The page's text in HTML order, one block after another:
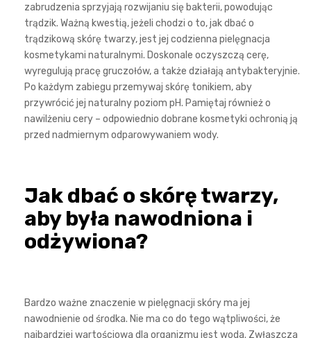
zabrudzenia sprzyjają rozwijaniu się bakterii, powodując
trądzik. Ważną kwestią, jeżeli chodzi o to, jak dbać o
trądzikową skórę twarzy, jest jej codzienna pielęgnacja
kosmetykami naturalnymi. Doskonale oczyszczą cerę,
wyregulują pracę gruczołów, a także działają antybakteryjnie.
Po każdym zabiegu przemywaj skórę tonikiem, aby
przywrócić jej naturalny poziom pH. Pamiętaj również o
nawilżeniu cery – odpowiednio dobrane kosmetyki ochronią ją
przed nadmiernym odparowywaniem wody.
Jak dbać o skórę twarzy,
aby była nawodniona i
odżywiona?
Bardzo ważne znaczenie w pielęgnacji skóry ma jej
nawodnienie od środka. Nie ma co do tego wątpliwości, że
najbardziej wartościowa dla organizmu jest woda. Zwłaszcza